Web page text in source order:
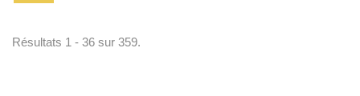
Résultats 1 - 36 sur 359.